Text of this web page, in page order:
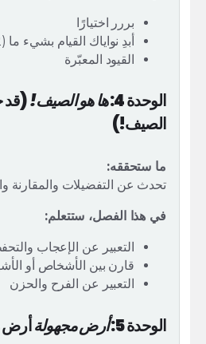
بررر اختيارًا
أبدِ نواياك القيام بشيء ما (2)
القيود المعبّرة
الوحدة 4: ها هو الصيف!(قد
الصيف!)
ما ستحققه:
تحدث عن التفضيلات والمقارنة
في هذا الفصل، ستتعلم:
التعبير عن الإعجاب
قارن بين الأشخاص أو
التعبير عن الفرح والحزن
الوحدة 5: أرض مجهولةأرض